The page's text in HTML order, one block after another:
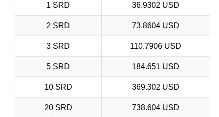
1 SRD 36.9302 USD
2 SRD 73.8604 USD
3 SRD 110.7906 USD
5 SRD 184.651 USD
10 SRD 369.302 USD
20 SRD 738.604 USD